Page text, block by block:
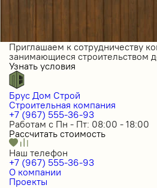
Приглашаем к сотрудничеству
занимающиеся строительством
Узнать условия
Брус Дом Строй
Строительная компания
+7 (967) 555-36-93
Работам с Пн - Пт: 08:00 - 18:00
Рассчитать стоимость
Наш телефон
+7 (967) 555-36-93
О компании
Проекты